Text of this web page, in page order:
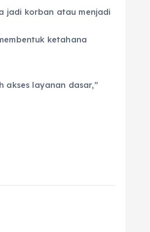
jadi korban atau menjadi
ketahana
akses layanan dasar,”